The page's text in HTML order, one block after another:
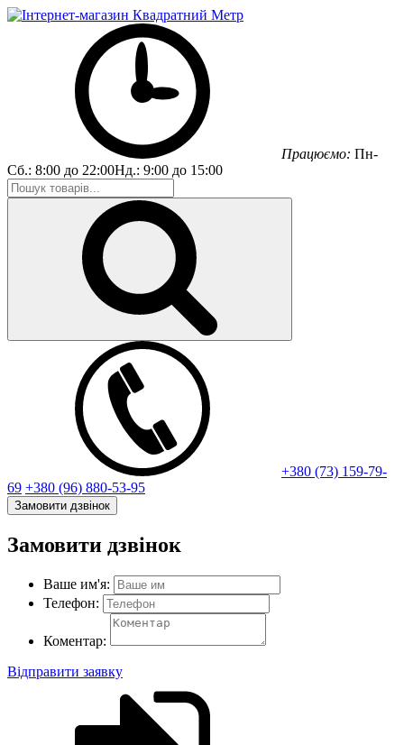
Працюємо: Пн-
Сб.: 8:00 до 22:00Нд.: 9:00 до 15:00
+380 (73) 159-79-
69 +380 (96) 880-53-95
Замовити дзвінок
Замовити дзвінок
Ваше им'я:
Телефон:
Коментар:
Відправити заявку